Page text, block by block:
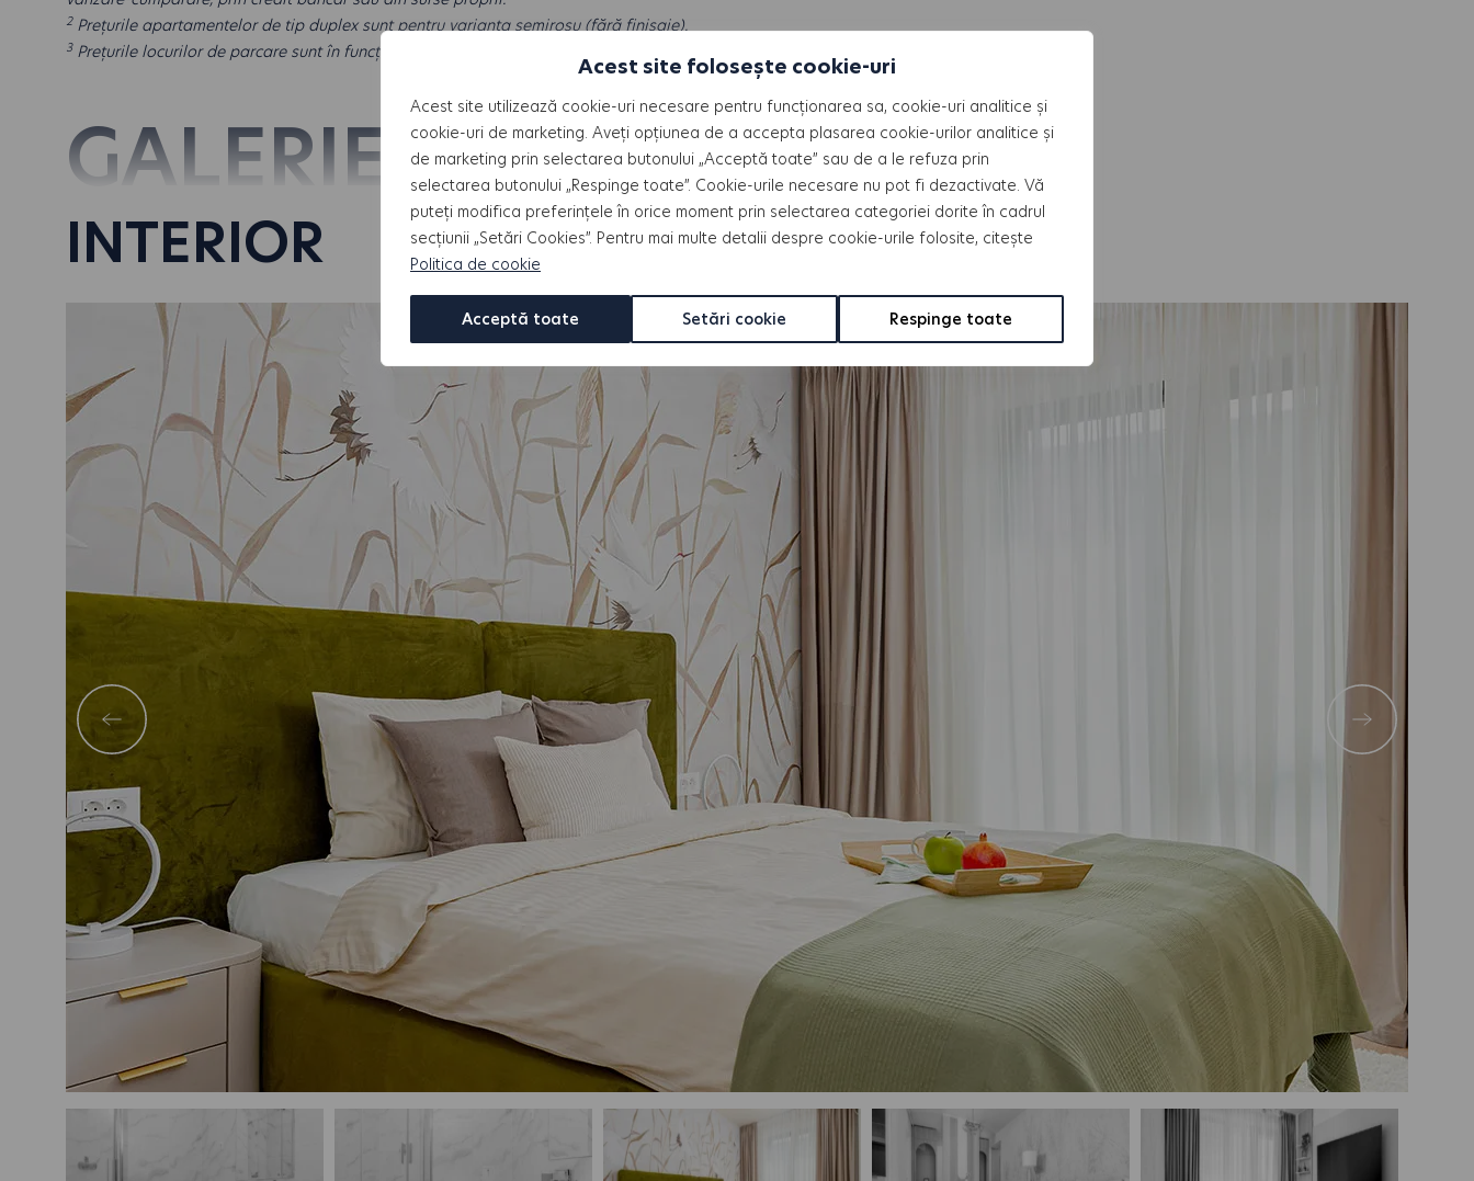
Acest site folosește cookie-uri
Acest site utilizează cookie-uri necesare pentru funcționarea sa, cookie-uri analitice și
cookie-uri de marketing. Aveți opțiunea de a accepta plasarea cookie-urilor analitice și
de marketing prin selectarea butonului „Acceptă toate” sau de a le refuza prin
selectarea butonului „Respinge toate”. Cookie-urile necesare nu pot fi dezactivate. Vă
puteți modifica preferințele în orice moment prin selectarea categoriei dorite în cadrul
secțiunii „Setări Cookies”. Pentru mai multe detalii despre cookie-urile folosite, citește
Politica de cookie
Setări cookie Respinge toate
Acceptă toate
Descoperă mai mult
2Prețurile apartamentelor de tip duplex sunt pentru varianta semiroșu (fără finisaje).
3Prețurile locurilor de parcare sunt în funcție de suprafață.
GALERIE
INTERIOR